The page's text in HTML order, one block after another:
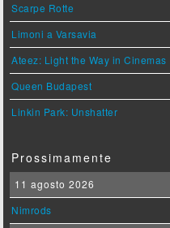
Scarpe Rotte
Limoni a Varsavia
Ateez: Light the Way in Cinemas
Queen Budapest
Linkin Park: Unshatter
Prossimamente
11 agosto 2026
Nimrods